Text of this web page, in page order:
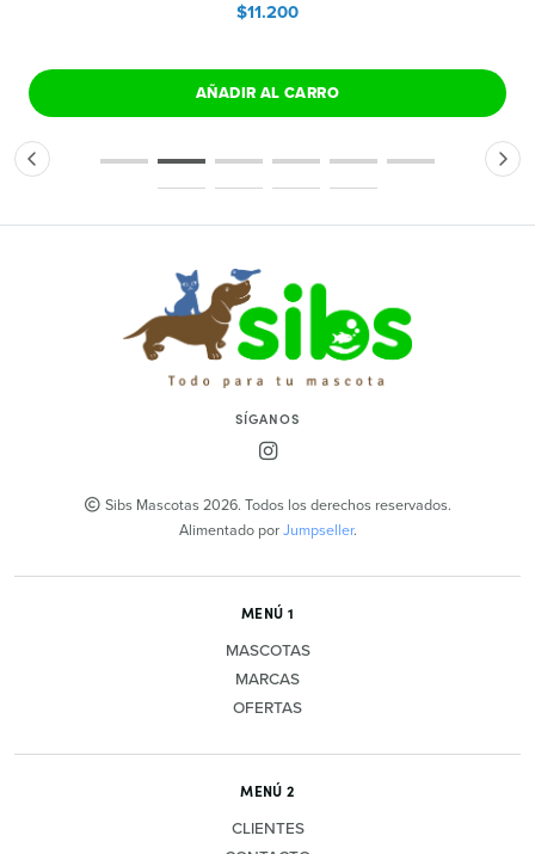
$11.200
AÑADIR AL CARRO
SÍGANOS
Sibs Mascotas 2026. Todos los derechos reservados.
Alimentado porJumpseller.
MENÚ 1
MASCOTAS
MARCAS
OFERTAS
MENÚ 2
CLIENTES